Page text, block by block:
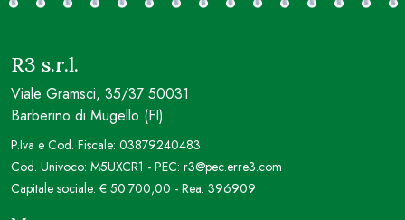
R3 s.r.l.
Viale Gramsci, 35/37 50031
Barberino di Mugello (FI)
P.Iva e Cod. Fiscale: 03879240483
Cod. Univoco: M5UXCR1 - PEC: r3@pec.erre3.com
Capitale sociale: € 50.700,00 - Rea: 396909